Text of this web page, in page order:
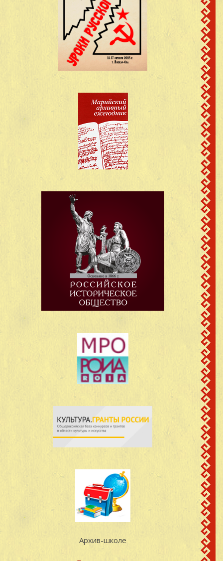
Архив-школе